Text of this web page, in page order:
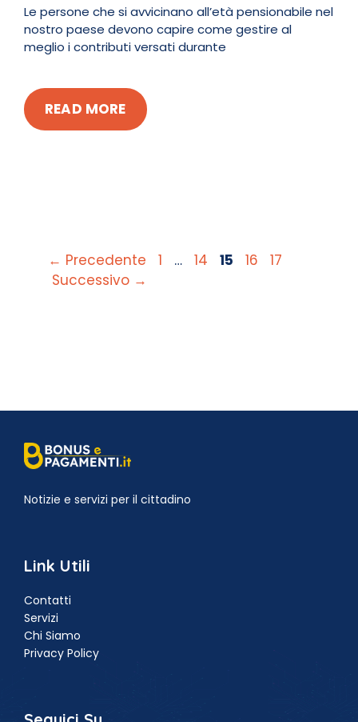
Le persone che si avvicinano all’età pensionabile nel
nostro paese devono capire come gestire al
meglio i contributi versati durante
READ MORE
← Precedente Pagina
1 … Pagina
14 Pagina
15 Pagina
16 Pagina
17
Successivo →
Notizie e servizi per il cittadino
Link Utili
Contatti
Servizi
Chi Siamo
Privacy Policy